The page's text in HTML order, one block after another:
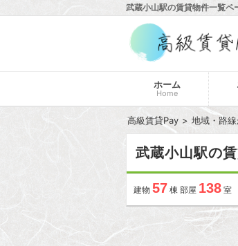
武蔵小山駅の賃貸物件一覧ペ
ホーム
Home
高級賃貸Pay 地域・路
武蔵小山駅の
建物 57 棟 部屋 138 室